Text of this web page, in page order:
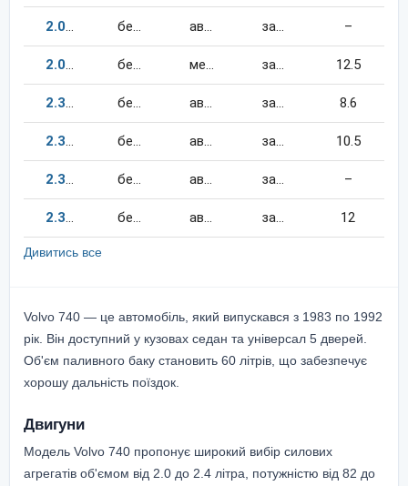
2.0112 бензин автомат задній –
2.0112 бензин механіка задній 12.5
2.3190 бензин автомат задній 8.6
2.3165 бензин автомат задній 10.5
2.3113 бензин автомат задній –
2.3136 бензин автомат задній 12
Дивитись все
Volvo 740 — це автомобіль, який випускався з 1983 по 1992
рік. Він доступний у кузовах седан та універсал 5 дверей.
Об'єм паливного баку становить 60 літрів, що забезпечує
хорошу дальність поїздок.
Двигуни
Модель Volvo 740 пропонує широкий вибір силових
агрегатів об'ємом від 2.0 до 2.4 літра, потужністю від 82 до